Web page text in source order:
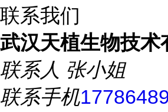
联系我们
武汉天植生物技术
联系人 张小姐
联系手机